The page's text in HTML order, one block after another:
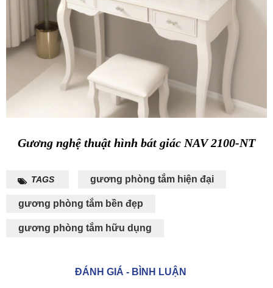
Gương nghệ thuật hình bát giác NAV 2100-NT
TAGS gương phòng tắm hiện đại
gương phòng tắm bền đẹp
gương phòng tắm hữu dụng
ĐÁNH GIÁ - BÌNH LUẬN